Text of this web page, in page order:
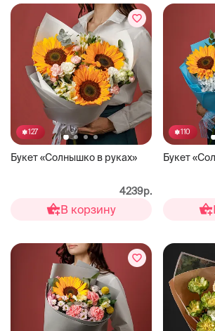
127
Букет «Солнышко в руках»
4239р.
В корзину
110
Букет